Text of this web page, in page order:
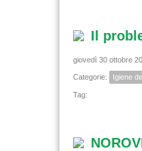
Il
giovedì 30 ottobre
Categorie: Igiene
Tag: